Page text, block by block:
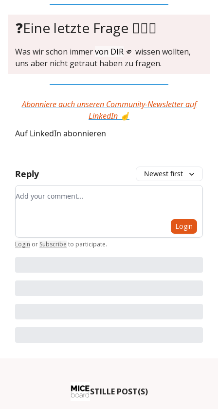
❓Eine letzte Frage 🙋🏼‍♀️
Was wir schon immervon DIR 🫵 wissen wollten,
uns aber nicht getraut haben zu fragen.
Abonniere auch unseren Community-Newsletter auf
LinkedIn ☝️
Auf LinkedIn abonnieren
Reply Newest first
Add your comment
Login
Login or Subscribe to participate.
STILLE POST(S)